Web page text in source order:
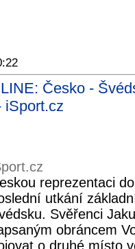
Česko -
iSport.cz
reprezentaci
utkání
Svěřenci
obráncem
o druhé místo